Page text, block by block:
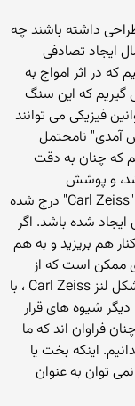
داشته باشند چه
ایجاد تصادفی
که در اثر امواج به
گیریم که این سنگ
فیزیکی می توانند
آمدی" نامحتمل
که چنان به دقت
و پوشش
ضددرخشندگی خورده باشد، و بر قاب اش مارک "Carl Zeiss" درج شده
شده باشد. اگر
هم بریزید و به هم
ممکن است که از
بخت خوش، این طور پیش آید که در نهایت به شکل لنز Carl Zeiss ، با
دیگر شیوه های قرار
فراوان اند که ما
اینکه بخت یا
توان به عنوان